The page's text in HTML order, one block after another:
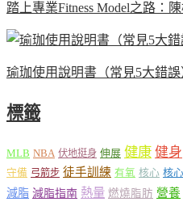
踏上專業Fitness Model之路：
瑜珈使用說明書（常見5大錯誤
標籤
MLB NBA 伏地挺身 伸展 健康 健身
守備 弓箭步 徒手訓練 有氧 核心 核
減脂 減脂指南 熱量 燃燒脂肪 營養